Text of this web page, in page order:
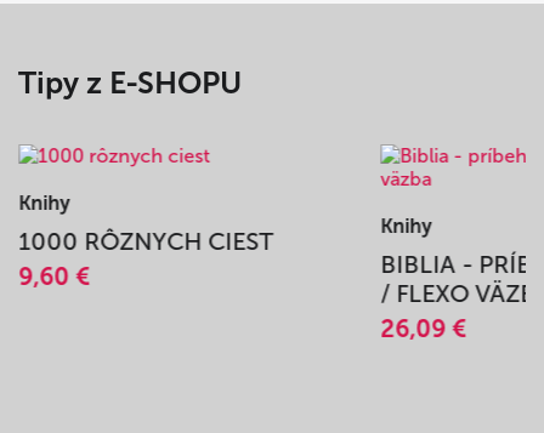
Tipy z E-SHOPU
Knihy
1000 RÔZNYCH CIEST
9,60 €
Knihy
BIBLIA -
/ FLEXO
26,09 €